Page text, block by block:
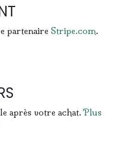
partenaire Stripe.com.
après votre achat.Plus